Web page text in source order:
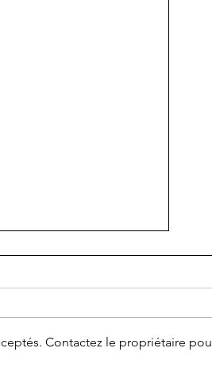
Contactez le propriétaire